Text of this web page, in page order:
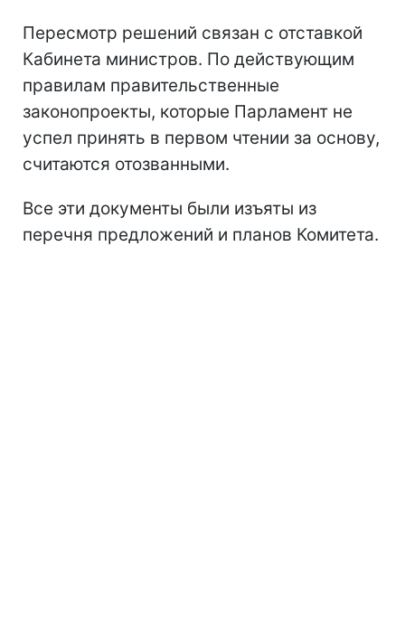
Пересмотр решений связан с отставкой
Кабинета министров. По действующим
правилам правительственные
законопроекты, которые Парламент не
успел принять в первом чтении за основу,
считаются отозванными.
Все эти документы были изъяты из
перечня предложений и планов Комитета.